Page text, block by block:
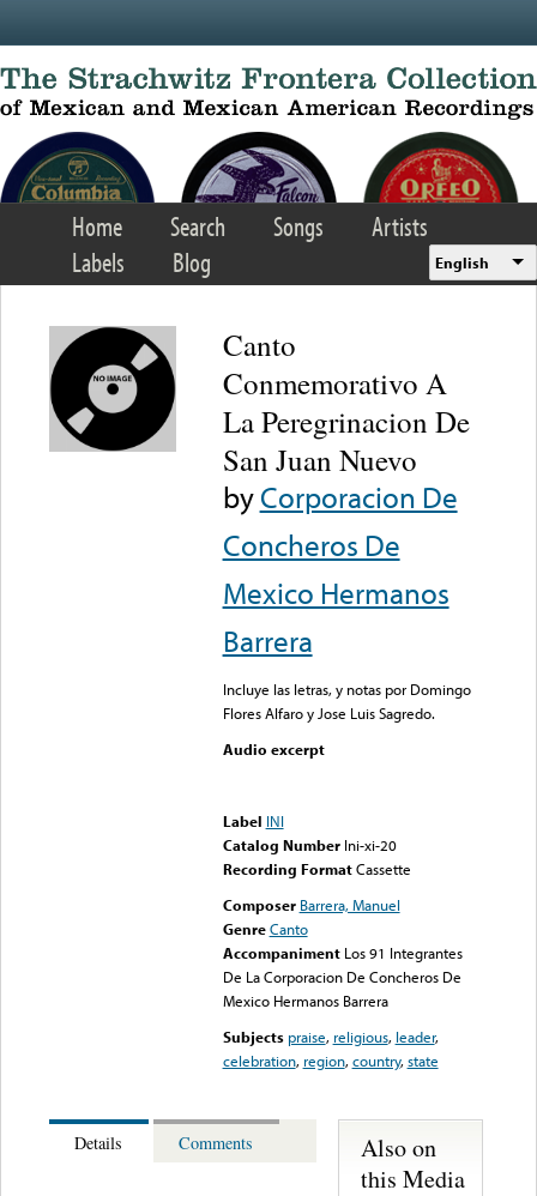
Home Search Songs
Artists
Labels
Blog English
Canto
Conmemorativo A
La Peregrinacion De
San Juan Nuevo
byCorporacion De
Concheros De
Mexico Hermanos
Barrera
Incluye las letras, y notas por Domingo
Flores Alfaro y Jose Luis Sagredo.
Audio excerpt
Label INI
Catalog Number Ini-xi-20
Recording FormatCassette
Composer Barrera, Manuel
Genre Canto
Accompaniment Los 91 Integrantes
De La Corporacion De Concheros De
Mexico Hermanos Barrera
Subjects praise, religious, leader,
celebration, region,country,state
Details Comments
Also on
this Media